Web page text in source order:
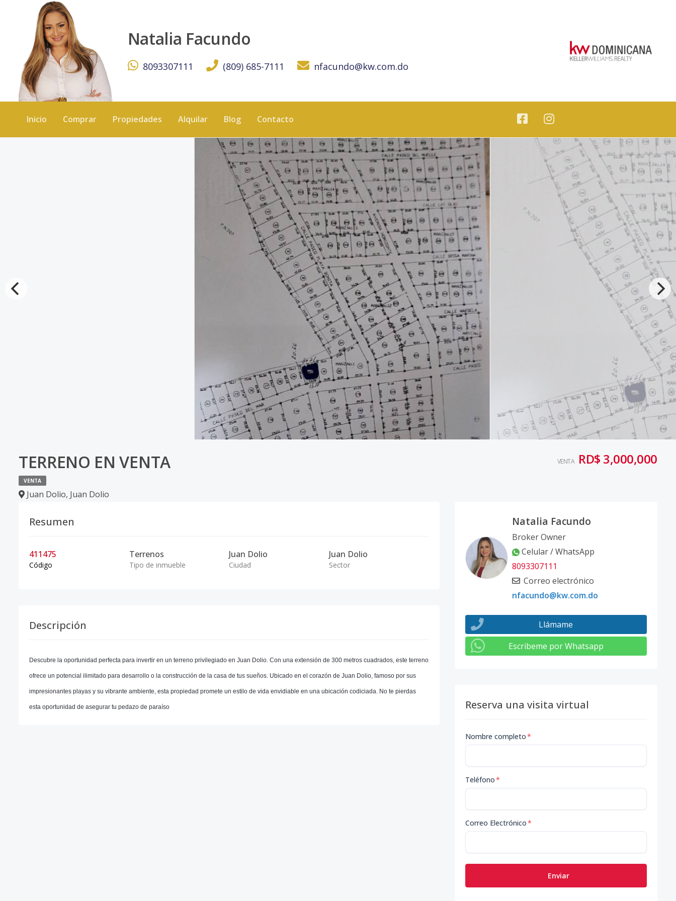
Natalia Facundo
8093307111 (809) 685-7111 nfacundo@kw.com.do
Inicio Comprar Propiedades Alquilar Blog Contacto
TERRENO EN VENTA
VENTA
Juan Dolio, Juan Dolio
VENTA RD$ 3,000,000
Resumen
411475
Código
Terrenos
Tipo de inmueble
Juan Dolio
Ciudad
Juan Dolio
Sector
Descripción
Descubre la oportunidad perfecta para invertir en un terreno privilegiado en Juan Dolio. Con una extensión de 300 metros cuadrados, este terreno
ofrece un potencial ilimitado para desarrollo o la construcción de la casa de tus sueños. Ubicado en el corazón de Juan Dolio, famoso por sus
impresionantes playas y su vibrante ambiente, esta propiedad promete un estilo de vida envidiable en una ubicación codiciada. No te pierdas
esta oportunidad de asegurar tu pedazo de paraíso
Natalia Facundo
Broker Owner
Celular / WhatsApp
8093307111
Correo electrónico
nfacundo@kw.com.do
Llámame
Escribeme por Whatsapp
Reserva una visita virtual
Nombre completo*
Teléfono*
Correo Electrónico*
Enviar
TERRENO EN VENTA - KW DOMINICANA